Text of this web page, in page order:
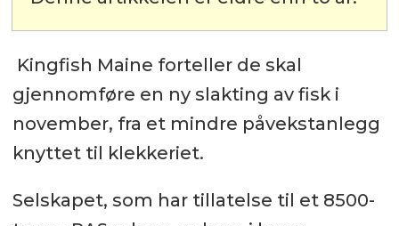
Kingfish Maine forteller de skal
gjennomføre en ny slakting av fisk i
november, fra et mindre påvekstanlegg
knyttet til klekkeriet.
Selskapet, som har tillatelse til et 8500-